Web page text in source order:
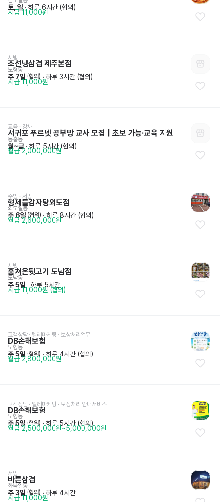
토, 일 · 하루 6시간 (협의)
시급 11,000원
서빙
조선냉삼겹 제주본점
노형동
주 7일 (협의) · 하루 3시간 (협의)
시급 11,000원
교육 · 강사
서귀포 푸르넷 공부방 교사 모집｜초보 가능·교육 지원
동홍동
월~금 · 하루 5시간 (협의)
월급 2,000,000원
주방 · 서빙
형제들감자탕외도점
외도일동
주 6일 (협의) · 하루 8시간 (협의)
월급 2,600,000원
서빙
훔쳐온뒷고기 도남점
도남동
주 5일 · 하루 5시간
시급 11,000원 (협의)
고객상담 · 텔레마케팅 · 보상처리업무
DB손해보험
노형동
주 5일 (협의) · 하루 4시간 (협의)
월급 2,800,000원
고객상담 · 텔레마케팅 · 보상처리 안내서비스
DB손해보험
노형동
주 5일 (협의) · 하루 5시간 (협의)
월급 2,500,000원~5,000,000원
서빙
바른삼겹
화북일동
주 3일 (협의) · 하루 4시간
시급 11,000원